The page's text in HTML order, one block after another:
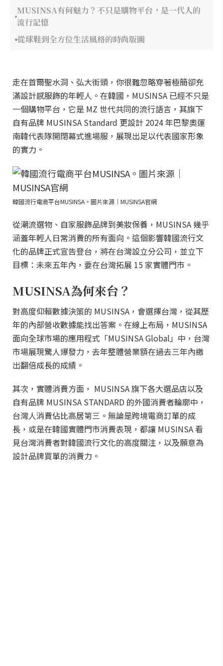
MUSINSA有何魅力？不只是購物平台，是一代人的
流行記憶
從球鞋到全方位生活風格的時尚版圖
走在首爾聖水洞、弘大街頭，你很難忽略穿著極簡卻充
滿設計感服飾的年輕人。在韓國，MUSINSA 已經不只是
一個購物平台，它是 MZ 世代共同的流行語言，其旗下
自有品牌 MUSINSA Standard 更設計 2024 年巴黎奧運
南韓代表隊開閉幕式進場服，展現出足以代表國家形象
的實力。
韓國流行電商平台MUSINSA。圖片來源｜MUSINSA官網
從潮流選物、自家服飾品牌到美妝保養，MUSINSA 幾乎
涵蓋年輕人日常消費的所有面向。這個影響韓國流行文
化的品牌正式宣告登台，將在台灣設立分公司，並立下
目標：未來五年內，要在台灣拓展 15 家實體門市。
MUSINSA為何來台？
對高度仰賴數據決策的 MUSINSA，會選擇台灣，從其歷
年的內部營收數據能找出答案。在線上布局，MUSINSA
面向全球市場的應用程式「MUSINSA Global」中，台灣
市場展現驚人爆發力，去年整體營業額在過去三年內繳
出翻倍成長的成績。
其次，實體消費方面， MUSINSA 旗下各大選品店以及
自有品牌 MUSINSA STANDARD 的外國消費者輪廓中，
台灣人消費佔比高居第三。無論是跨境電商訂單的成
長，或是在韓國實體門市消費表現，都讓 MUSINSA 看
見台灣消費者對韓國流行文化的高度關注，以及願意為
設計品牌買單的消費力。